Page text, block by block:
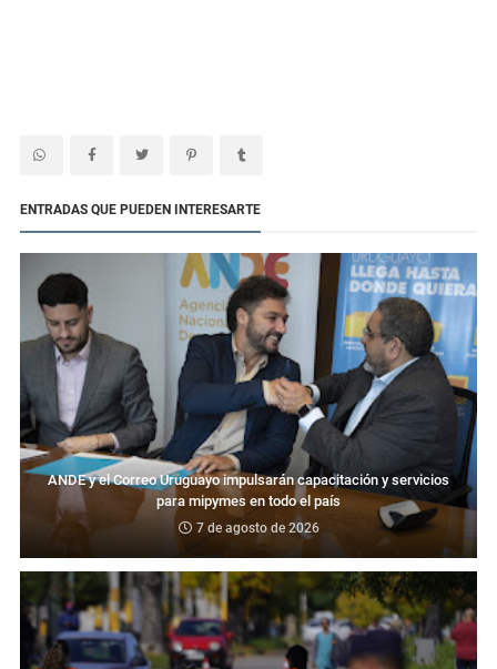
ENTRADAS QUE PUEDEN INTERESARTE
ANDE y el Correo Uruguayo impulsarán capacitación y servicios
para mipymes en todo el país
7 de agosto de 2026